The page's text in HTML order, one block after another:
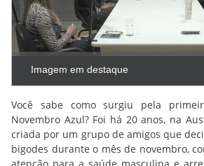
Imagem em destaque
Você sabe como surgiu pela
Novembro Azul? Foi há 20 anos, na
criada por um grupo de amigos que
bigodes durante o mês de novembro,